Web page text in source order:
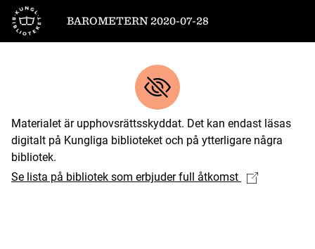
Till startsidan
BAROMETERN 2020-07-28
Materialet är upphovsrättsskyddat. Det kan endast läsas
digitalt på Kungliga biblioteket och på ytterligare några
bibliotek.
Se lista på bibliotek som erbjuder full åtkomst